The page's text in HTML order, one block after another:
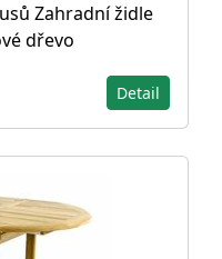
Zahradní židle
dřevo
Detail